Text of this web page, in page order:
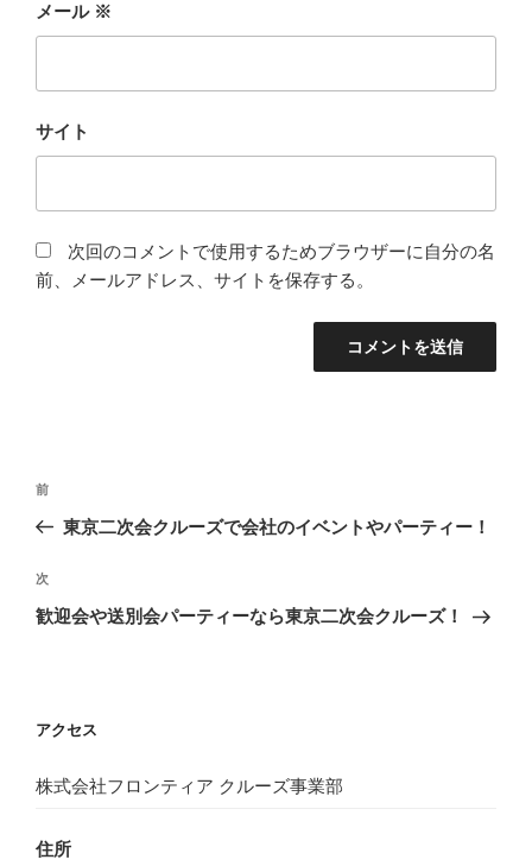
メール ※
サイト
次回のコメントで使用するためブラウザーに自分の名
前、メールアドレス、サイトを保存する。
投
ビ
ゲ
ン
前
の
稿
前
東京二次会クルーズで会社のイベントやパーティー！
次
の
次
歓迎会や送別会パーティーなら東京二次会クルーズ！
アクセス
株式会社フロンティア クルーズ事業部
住所